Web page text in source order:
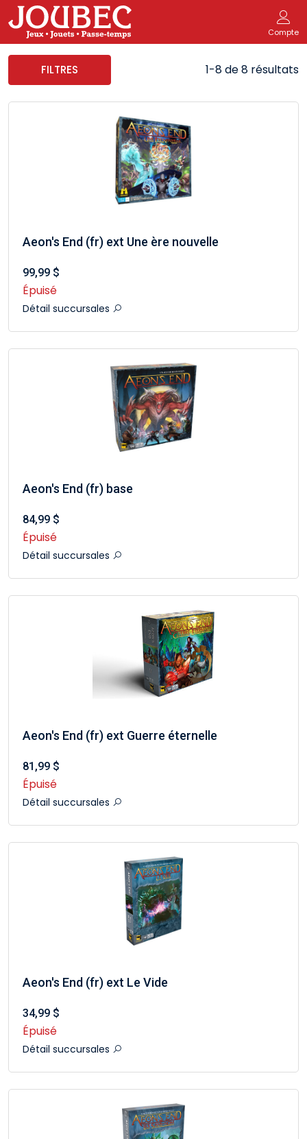
Compte
FILTRES 1-8 de 8 résultats
Aeon's End (fr) ext Une ère nouvelle
99,99 $
Épuisé
Détail succursales
Aeon's End (fr) base
84,99 $
Épuisé
Détail succursales
Aeon's End (fr) ext Guerre éternelle
81,99 $
Épuisé
Détail succursales
Aeon's End (fr) ext Le Vide
34,99 $
Épuisé
Détail succursales